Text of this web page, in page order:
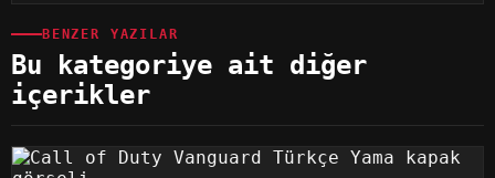
BENZER YAZILAR
Bu kategoriye ait diğer
içerikler